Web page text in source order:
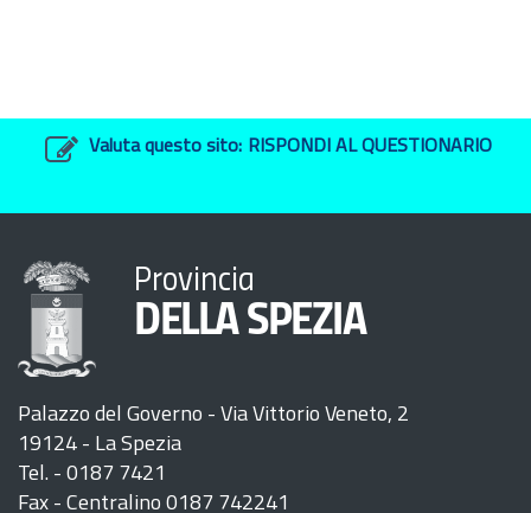
Valuta questo sito: RISPONDI AL QUESTIONARIO
Provincia
DELLA SPEZIA
Palazzo del Governo - Via Vittorio Veneto, 2
19124 - La Spezia
Tel. - 0187 7421
Fax - Centralino 0187 742241